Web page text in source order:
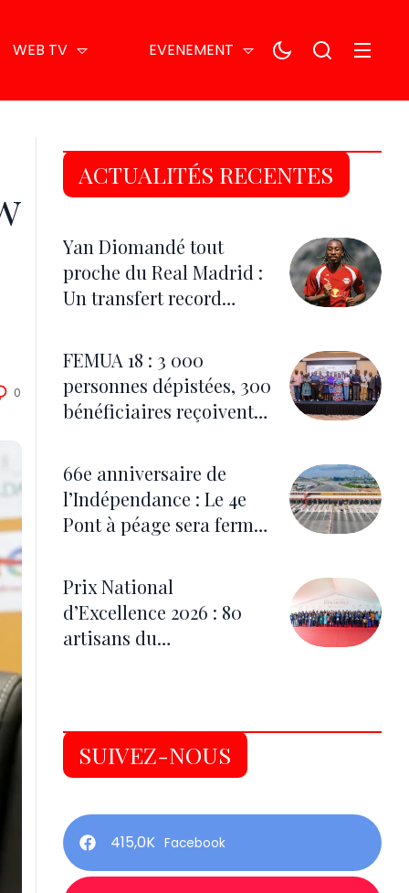
WEB TV EVENEMENT
0
ACTUALITÉS RECENTES
Yan Diomandé tout
proche du Real Madrid :
Un transfert record
d’euros
FEMUA 18 : 3 000
personnes dépistées, 300
bénéficiaires reçoivent
66e anniversaire de
l’Indépendance : Le 4e
Pont à péage sera fermé
festivités
Prix National
d’Excellence 2026 : 80
artisans du
SUIVEZ-NOUS
415,0K Facebook